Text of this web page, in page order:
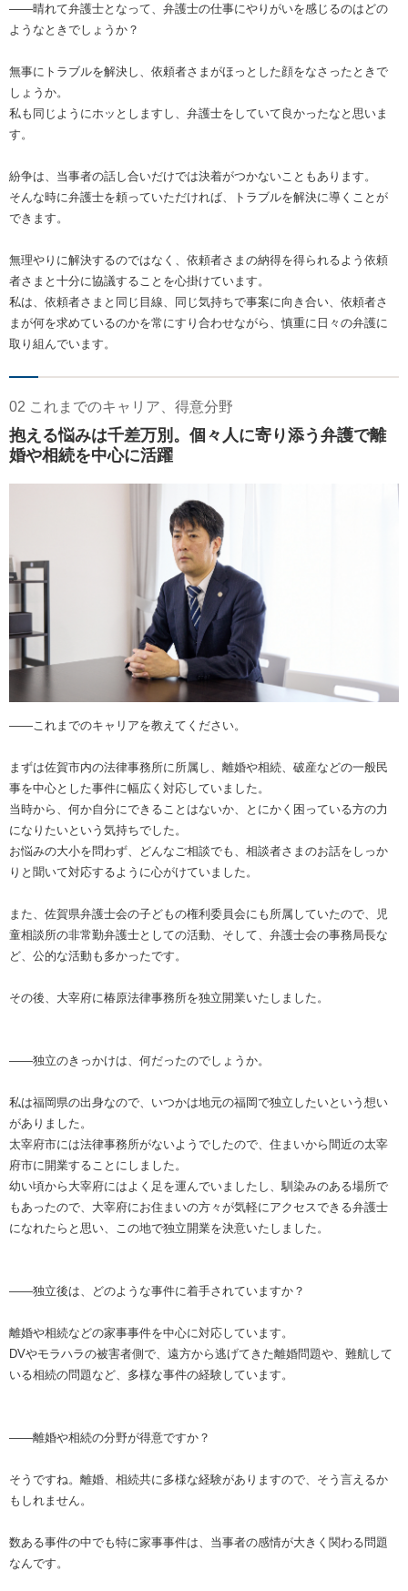
――晴れて弁護士となって、弁護士の仕事にやりがいを感じるのはどの
ようなときでしょうか？
無事にトラブルを解決し、依頼者さまがほっとした顔をなさったときで
しょうか。
私も同じようにホッとしますし、弁護士をしていて良かったなと思いま
す。
紛争は、当事者の話し合いだけでは決着がつかないこともあります。
そんな時に弁護士を頼っていただければ、トラブルを解決に導くことが
できます。
無理やりに解決するのではなく、依頼者さまの納得を得られるよう依頼
者さまと十分に協議することを心掛けています。
私は、依頼者さまと同じ目線、同じ気持ちで事案に向き合い、依頼者さ
まが何を求めているのかを常にすり合わせながら、慎重に日々の弁護に
取り組んでいます。
02 これまでのキャリア、得意分野
抱える悩みは千差万別。個々人に寄り添う弁護で離
婚や相続を中心に活躍
――これまでのキャリアを教えてください。
まずは佐賀市内の法律事務所に所属し、離婚や相続、破産などの一般民
事を中心とした事件に幅広く対応していました。
当時から、何か自分にできることはないか、とにかく困っている方の力
になりたいという気持ちでした。
お悩みの大小を問わず、どんなご相談でも、相談者さまのお話をしっか
りと聞いて対応するように心がけていました。
また、佐賀県弁護士会の子どもの権利委員会にも所属していたので、児
童相談所の非常勤弁護士としての活動、そして、弁護士会の事務局長な
ど、公的な活動も多かったです。
その後、大宰府に椿原法律事務所を独立開業いたしました。
――独立のきっかけは、何だったのでしょうか。
私は福岡県の出身なので、いつかは地元の福岡で独立したいという想い
がありました。
太宰府市には法律事務所がないようでしたので、住まいから間近の太宰
府市に開業することにしました。
幼い頃から大宰府にはよく足を運んでいましたし、馴染みのある場所で
もあったので、大宰府にお住まいの方々が気軽にアクセスできる弁護士
になれたらと思い、この地で独立開業を決意いたしました。
――独立後は、どのような事件に着手されていますか？
離婚や相続などの家事事件を中心に対応しています。
DVやモラハラの被害者側で、遠方から逃げてきた離婚問題や、難航して
いる相続の問題など、多様な事件の経験しています。
――離婚や相続の分野が得意ですか？
そうですね。離婚、相続共に多様な経験がありますので、そう言えるか
もしれません。
数ある事件の中でも特に家事事件は、当事者の感情が大きく関わる問題
なんです。